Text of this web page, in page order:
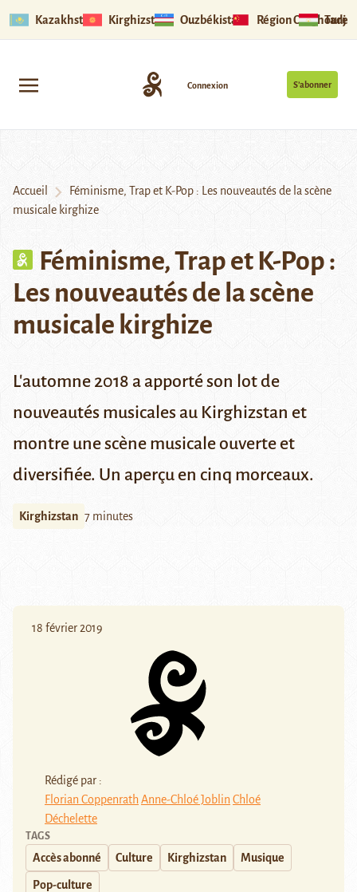
Kazakhstan Kirghizstan Ouzbékistan Région Ouïghoure
S’abonner
Connexion
Accueil
Féminisme, Trap et K-Pop : Les nouveautés de la scène
musicale kirghize
Féminisme, Trap et K-Pop :
Les nouveautés de la scène
musicale kirghize
L'automne 2018 a apporté son lot de
nouveautés musicales au Kirghizstan et
montre une scène musicale ouverte et
diversifiée. Un aperçu en cinq morceaux.
Kirghizstan 7 minutes
18 février 2019
Rédigé par :
Florian CoppenrathAnne-Chloé Joblin Chloé
Déchelette
TAGS
Accès abonné Culture Kirghizstan Musique
Pop-culture